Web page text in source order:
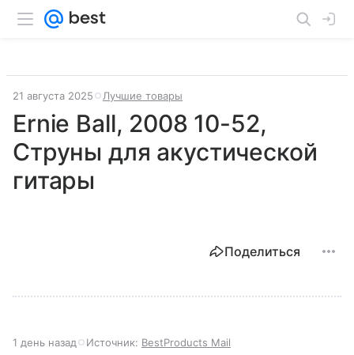
21 августа 2025 Лучшие товары
Ernie Ball, 2008 10-52,
Струны для акустической
гитары
Поделиться
1 день назад Источник: BestProducts Mail